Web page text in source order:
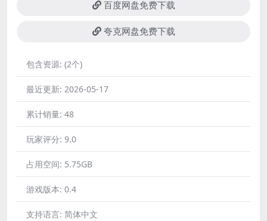
百度网盘免费下载
夸克网盘免费下载
包含资源: (2个)
最近更新: 2026-05-17
累计销量: 48
玩家评分: 9.0
占用空间: 5.75GB
游戏版本: 0.4
支持语言: 简体中文